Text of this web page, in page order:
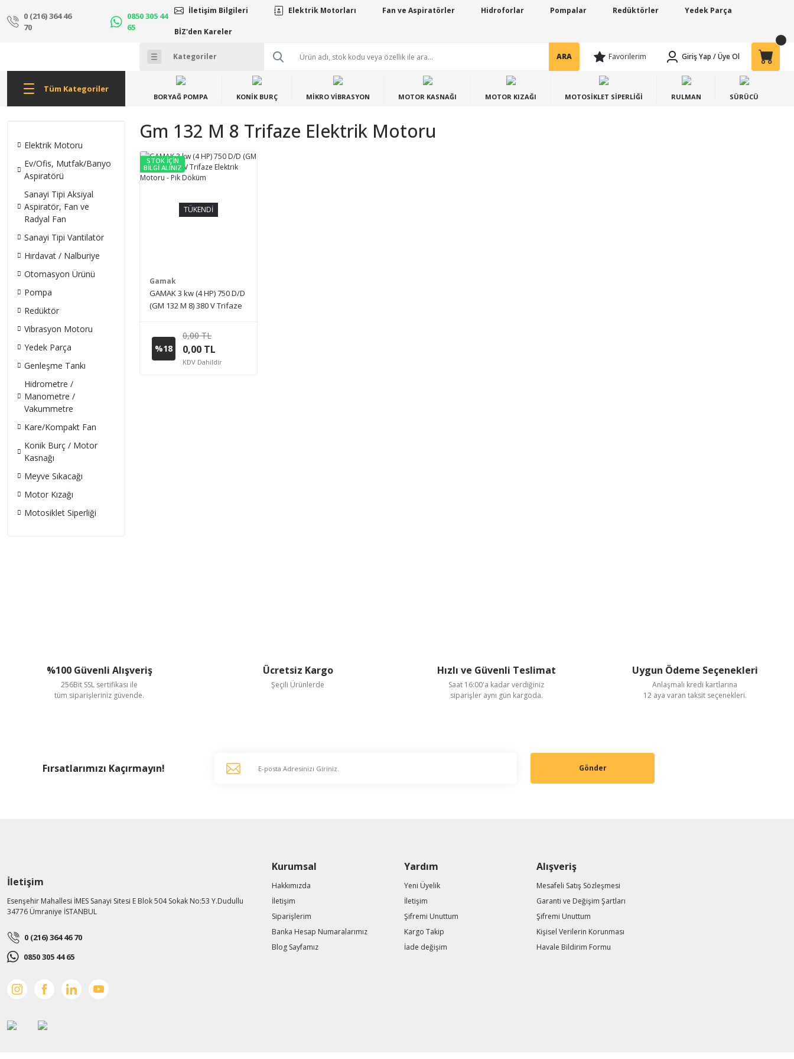
0 (216) 364 46
70
0850 305 44
65
İletişim Bilgileri Elektrik Motorları Fan ve Aspiratörler Hidroforlar Pompalar Redüktörler Yedek Parça
BİZ'den Kareler
ARA Favorilerim Giriş Yap /Üye Ol
Tüm Kategoriler
BORYAĞ POMPA KONİK BURÇ MİKRO VİBRASYON MOTOR KASNAĞI MOTOR KIZAĞI MOTOSİKLET SİPERLİĞİ RULMAN SÜRÜCÜ
Elektrik Motoru
Ev/Ofis, Mutfak/Banyo
Aspiratörü
Sanayi Tipi Aksiyal
Aspiratör, Fan ve
Radyal Fan
Sanayi Tipi Vantilatör
Hırdavat / Nalburiye
Otomasyon Ürünü
Pompa
Redüktör
Vibrasyon Motoru
Yedek Parça
Genleşme Tankı
Hidrometre /
Manometre /
Vakummetre
Kare/Kompakt Fan
Konik Burç / Motor
Kasnağı
Meyve Sıkacağı
Motor Kızağı
Motosiklet Siperliği
Gm 132 M 8 Trifaze Elektrik Motoru
TÜKENDİ
STOK İÇİN
BİLGİ ALINIZ
Gamak
GAMAK 3 kw (4 HP) 750 D/D
(GM 132 M 8) 380 V Trifaze
%18
0,00 TL
0,00 TL
KDV Dahildir
%100 Güvenli Alışveriş
256Bit SSL sertifikası ile
tüm siparişleriniz güvende.
Ücretsiz Kargo
Şeçili Ürünlerde
Hızlı ve Güvenli Teslimat
Saat 16:00'a kadar verdiğiniz
siparişler aynı gün kargoda.
Uygun Ödeme Seçenekleri
Anlaşmalı kredi kartlarına
12 aya varan taksit seçenekleri.
Fırsatlarımızı Kaçırmayın! Gönder
İletişim
Esenşehir Mahallesi İMES Sanayi Sitesi E Blok 504 Sokak No:53 Y.Dudullu
34776 Ümraniye İSTANBUL
0 (216) 364 46 70
0850 305 44 65
Kurumsal
Hakkımızda
İletişim
Siparişlerim
Banka Hesap Numaralarımız
Blog Sayfamız
Yardım
Yeni Üyelik
İletişim
Şifremi Unuttum
Kargo Takip
İade değişim
Alışveriş
Mesafeli Satış Sözleşmesi
Garanti ve Değişim Şartları
Şifremi Unuttum
Kişisel Verilerin Korunması
Havale Bildirim Formu